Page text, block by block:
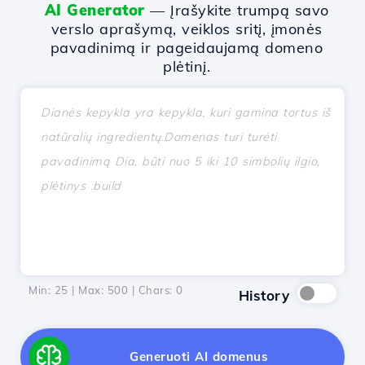
AI Generator — Įrašykite trumpą savo
verslo aprašymą, veiklos sritį, įmonės
pavadinimą ir pageidaujamą domeno
plėtinį.
Min: 25 | Max: 500 | Chars: 0 History
Generuoti AI domenus